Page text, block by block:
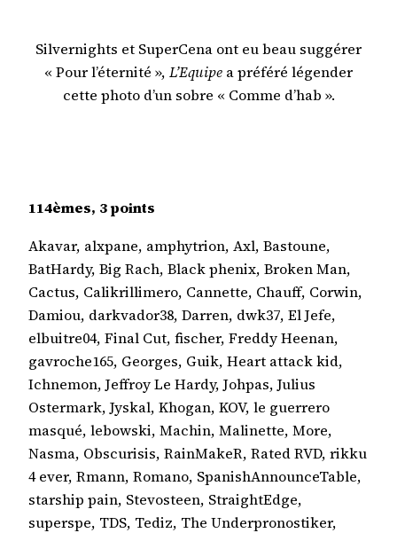
Silvernights et SuperCena ont eu beau suggérer
« Pour l’éternité », L’Equipe a préféré légender
cette photo d’un sobre « Comme d’hab ».
114èmes, 3 points
Akavar, alxpane, amphytrion, Axl, Bastoune,
BatHardy, Big Rach, Black phenix, Broken Man,
Cactus, Calikrillimero, Cannette, Chauff, Corwin,
Damiou, darkvador38, Darren, dwk37, El Jefe,
elbuitre04, Final Cut, fischer, Freddy Heenan,
gavroche165, Georges, Guik, Heart attack kid,
Ichnemon, Jeffroy Le Hardy, Johpas, Julius
Ostermark, Jyskal, Khogan, KOV, le guerrero
masqué, lebowski, Machin, Malinette, More,
Nasma, Obscurisis, RainMakeR, Rated RVD, rikku
4 ever, Rmann, Romano, SpanishAnnounceTable,
starship pain, Stevosteen, StraightEdge,
superspe, TDS, Tediz, The Underpronostiker,